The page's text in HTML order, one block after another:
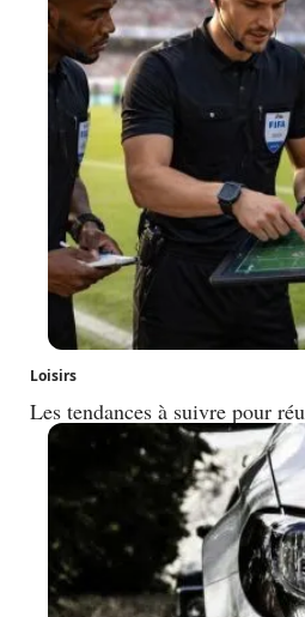
Loisirs
Les tendances à suivre pour